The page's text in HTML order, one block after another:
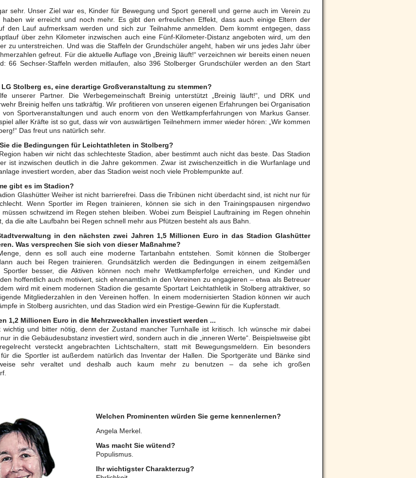
sehr. Unser Ziel war es, Kinder für Bewegung und Sport generell und gerne auch im Verein zu
haben wir erreicht und noch mehr. Es gibt den erfreulichen Effekt, dass auch einige Eltern der
den Lauf aufmerksam werden und sich zur Teilnahme anmelden. Dem kommt entgegen, dass
über zehn Kilometer inzwischen auch eine Fünf-Kilometer-Distanz angeboten wird, um den
zu unterstreichen. Und was die Staffeln der Grundschüler angeht, haben wir uns jedes Jahr über
gefreut. Für die aktuelle Auflage von „Breinig läuft!“ verzeichnen wir bereits einen neuen
66 Sechser-Staffeln werden mitlaufen, also 396 Stolberger Grundschüler werden an den Start
Stolberg es, eine derartige Großveranstaltung zu stemmen?
unserer Partner. Die Werbegemeinschaft Breinig unterstützt „Breinig läuft!“, und DRK und
Breinig helfen uns tatkräftig. Wir profitieren von unseren eigenen Erfahrungen bei Organisation
von Sportveranstaltungen und auch enorm von den Wettkampferfahrungen von Markus Ganser.
aller Kräfte ist so gut, dass wir von auswärtigen Teilnehmern immer wieder hören: „Wir kommen
Das freut uns natürlich sehr.
die Bedingungen für Leichtathleten in Stolberg?
haben wir nicht das schlechteste Stadion, aber bestimmt auch nicht das beste. Das Stadion
ist inzwischen deutlich in die Jahre gekommen. Zwar ist zwischenzeitlich in die Wurfanlage und
investiert worden, aber das Stadion weist noch viele Problempunkte auf.
gibt es im Stadion?
Glashütter Weiher ist nicht barrierefrei. Dass die Tribünen nicht überdacht sind, ist nicht nur für
Wenn Sportler im Regen trainieren, können sie sich in den Trainingspausen nirgendwo
müssen schwitzend im Regen stehen bleiben. Wobei zum Beispiel Lauftraining im Regen ohnehin
da die alte Laufbahn bei Regen schnell mehr aus Pfützen besteht als aus Bahn.
in den nächsten zwei Jahren 1,5 Millionen Euro in das Stadion Glashütter
Was versprechen Sie sich von dieser Maßnahme?
denn es soll auch eine moderne Tartanbahn entstehen. Somit können die Stolberger
auch bei Regen trainieren. Grundsätzlich werden die Bedingungen in einem zeitgemäßen
besser, die Aktiven können noch mehr Wettkampferfolge erreichen, und Kinder und
hoffentlich auch motiviert, sich ehrenamtlich in den Vereinen zu engagieren – etwa als Betreuer
wird mit einem modernen Stadion die gesamte Sportart Leichtathletik in Stolberg attraktiver, so
Mitgliederzahlen in den Vereinen hoffen. In einem modernisierten Stadion können wir auch
in Stolberg ausrichten, und das Stadion wird ein Prestige-Gewinn für die Kupferstadt.
1,2 Millionen Euro in die Mehrzweckhallen investiert werden ...
wichtig und bitter nötig, denn der Zustand mancher Turnhalle ist kritisch. Ich wünsche mir dabei
in die Gebäudesubstanz investiert wird, sondern auch in die „inneren Werte“. Beispielsweise gibt
versteckt angebrachten Lichtschaltern, statt mit Bewegungsmeldern. Ein besonders
die Sportler ist außerdem natürlich das Inventar der Hallen. Die Sportgeräte und Bänke sind
sehr veraltet und deshalb auch kaum mehr zu benutzen – da sehe ich großen
Welchen Prominenten würden Sie gerne kennenlernen?
Angela Merkel.
Was macht Sie wütend?
Populismus.
Ihr wichtigster Charakterzug?